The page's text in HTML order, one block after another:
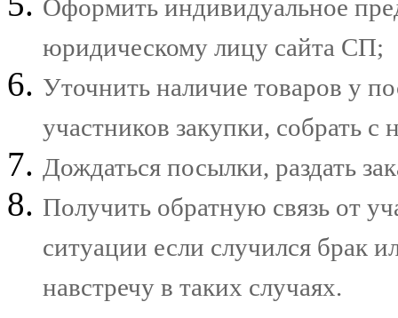
Оформить индивидуальное
юридическому лицу сайта СП;
Уточнить наличие товаров у
участников закупки, собрать с
Дождаться посылки, раздать
Получить обратную связь от
ситуации если случился брак
навстречу в таких случаях.